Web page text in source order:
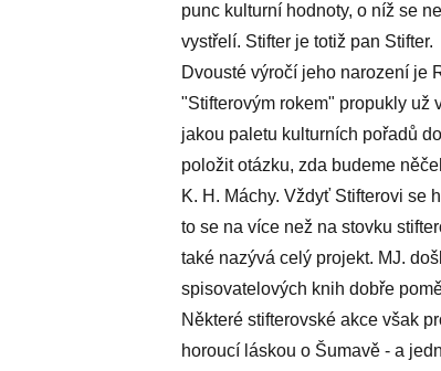
punc kulturní hodnoty, o níž se
vystřelí. Stifter je totiž pan Stifter.
Dvousté výročí jeho narození je
"Stifterovým rokem" propukly už
jakou paletu kulturních pořadů
položit otázku, zda budeme
K. H. Máchy. Vždyť Stifterovi se
to se na více než na stovku
také nazývá celý projekt. MJ.
spisovatelových knih dobře
Některé stifterovské akce však
horoucí láskou o Šumavě - a